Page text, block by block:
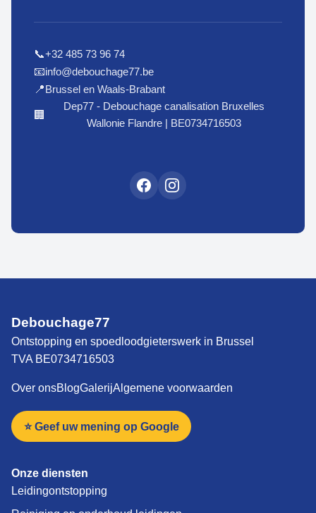
📞+32 485 73 96 74
📧info@debouchage77.be
📍Brussel en Waals-Brabant
🏢
Dep77 - Debouchage canalisation Bruxelles
Wallonie Flandre | BE0734716503
Debouchage77
Ontstopping en spoedloodgieterswerk in Brussel
TVA BE0734716503
Over onsBlogGalerijAlgemene voorwaarden
⭐ Geef uw mening op Google
Onze diensten
Leidingontstopping